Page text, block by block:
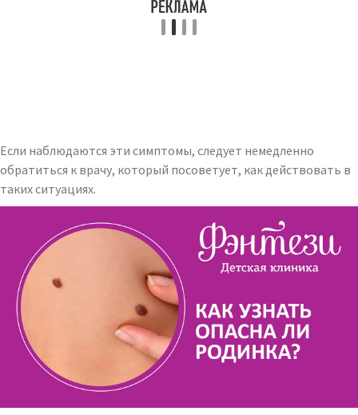
Если наблюдаются эти симптомы, следует немедленно
обратиться к врачу, который посоветует, как действовать в
таких ситуациях.